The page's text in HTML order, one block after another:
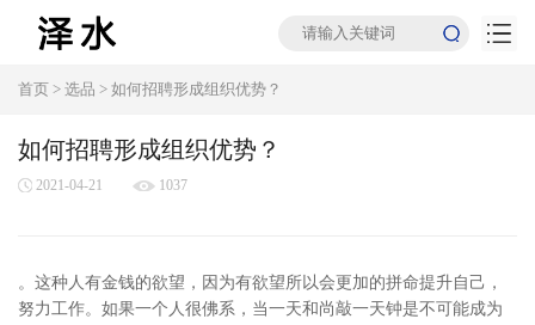
首页 > 选品 > 如何招聘形成组织优势？
如何招聘形成组织优势？
2021-04-21 1037
。这种人有金钱的欲望，因为有欲望所以会更加的拼命提升自己，
努力工作。如果一个人很佛系，当一天和尚敲一天钟是不可能成为